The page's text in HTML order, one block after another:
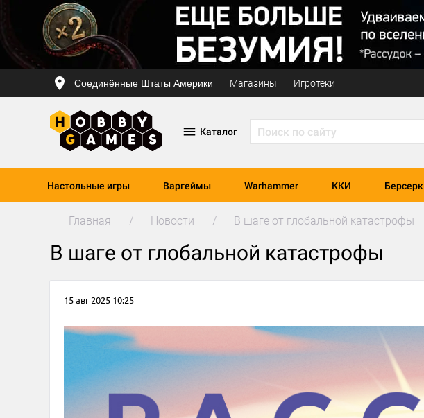
Соединённые Штаты Америки Магазины Игротеки
Каталог
Настольные игры Варгеймы Warhammer ККИ Берсерк
Главная Новости В шаге от глобальной катастрофы
В шаге от глобальной катастрофы
15 авг 2025 10:25